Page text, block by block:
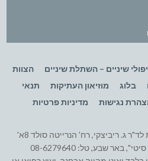
שיניים – השתלת שיניים
הצוות
בלוג מוזיאון העתיקות
תנאי
נגישות מדיניות פרטיות
© 2013 כל הזכויות שמורות לד"ר ג. ריביצקי, רח' הנרייטה סולד 8א'